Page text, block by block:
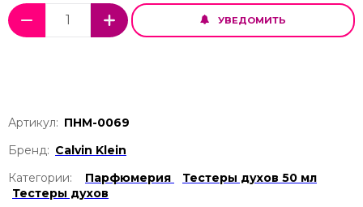
УВЕДОМИТЬ
Артикул: ПНМ-0069
Бренд: Calvin Klein
Категории:
Парфюмерия
Тестеры духов 50 мл
Тестеры духов